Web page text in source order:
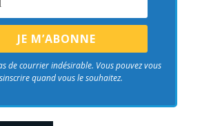
de courrier indésirable. Vous pouvez vous
quand vous le souhaitez.